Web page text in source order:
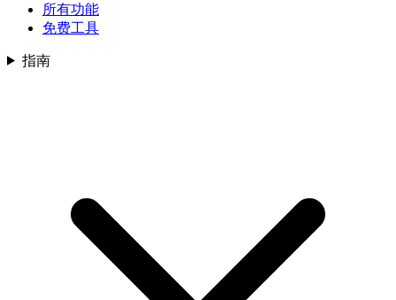
所有功能
免费工具
指南